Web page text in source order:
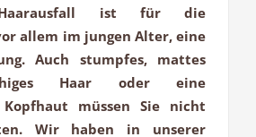
Haarausfall ist für die
allem im jungen Alter, eine
Auch stumpfes, mattes
Haar oder eine
müssen Sie nicht
Wir haben in unserer